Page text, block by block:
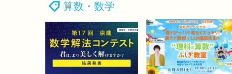
算数・数学